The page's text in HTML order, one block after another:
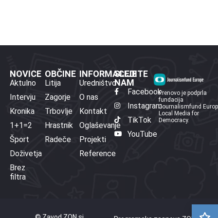
NOVICE
Aktulno
Intervju
Kronika
1+1=2
Šport
Doživetja
Brez
filtra
OBČINE
Litija
Zagorje
Trbovlje
Hrastnik
Radeče
INFORMACIJE
Uredništvo
O nas
Kontakt
Oglaševanje
Projekti
Reference
SLEDITE
NAM
Facebook
Instagram
TikTok
YouTube
Prenovo je podprla
fundacija
Journalismfund
Local Media for
Democracy.